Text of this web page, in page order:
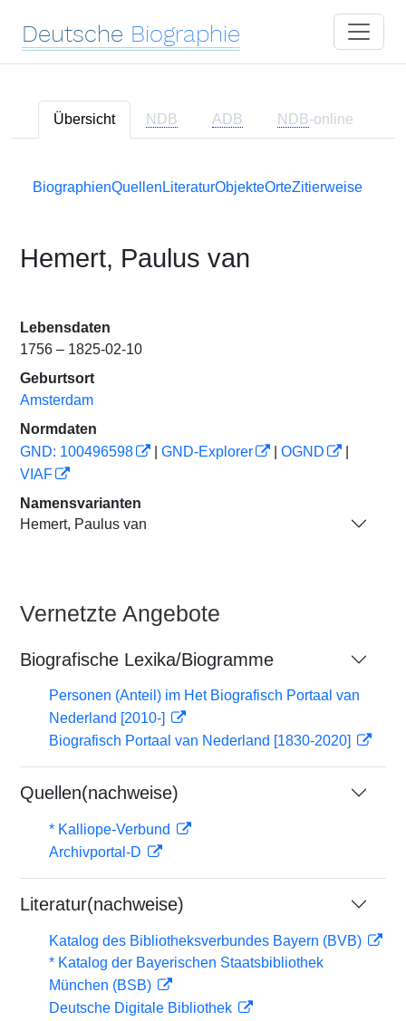
Deutsche Biographie
Übersicht NDB ADB NDB-online
BiographienQuellen LiteraturObjekteOrteZitierweise
Hemert, Paulus van
Lebensdaten
1756 – 1825-02-10
Geburtsort
Amsterdam
Normdaten
GND: 100496598
GND-Explorer OGND
VIAF
Namensvarianten
Hemert, Paulus van
Vernetzte Angebote
Biografische Lexika/Biogramme
Personen (Anteil) im Het Biografisch Portaal van
Nederland [2010-]
Biografisch Portaal van Nederland [1830-2020]
Quellen(nachweise)
* Kalliope-Verbund
Archivportal-D
Literatur(nachweise)
Katalog des Bibliotheksverbundes Bayern (BVB)
* Katalog der Bayerischen Staatsbibliothek
München (BSB)
Deutsche Digitale Bibliothek